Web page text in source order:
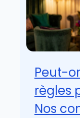
Peut-
règles
Nos